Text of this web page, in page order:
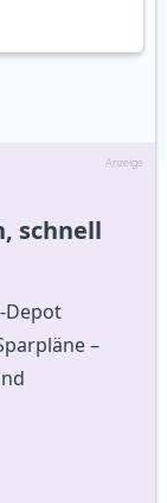
Anzeige
schnell
Depot
–